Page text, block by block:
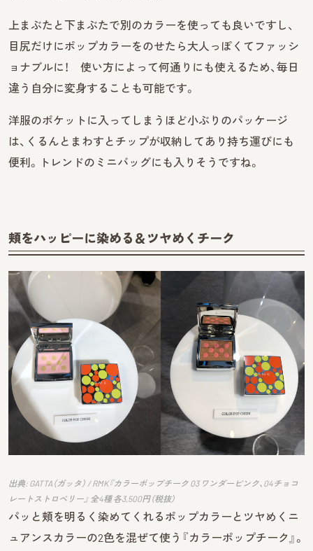
上まぶたと下まぶたで別のカラーを使っても良いですし、
目尻だけにポップカラーをのせたら大人っぽくてファッシ
ョナブルに！ 使い方によって何通りにも使えるため、毎日
違う自分に変身することも可能です。
洋服のポケットに入ってしまうほど小ぶりのパッケージ
は、くるんとまわすとチップが収納してあり持ち運びにも
便利。トレンドのミニバッグにも入りそうですね。
頬をハッピーに染める＆ツヤめくチーク
出典: GATTA（ガッタ） / RMK『カラーポップチーク 03 ワンダーピンク、04チョコ
レートストロベリー』 全4種 各3,500円（税抜）
パッと頬を明るく染めてくれるポップカラーとツヤめくニ
ュアンスカラーの2色を混ぜて使う『カラーポップチーク』。